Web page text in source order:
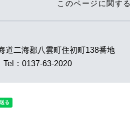
このページに関す
道二海郡八雲町住初町138番地
Tel：0137-63-2020